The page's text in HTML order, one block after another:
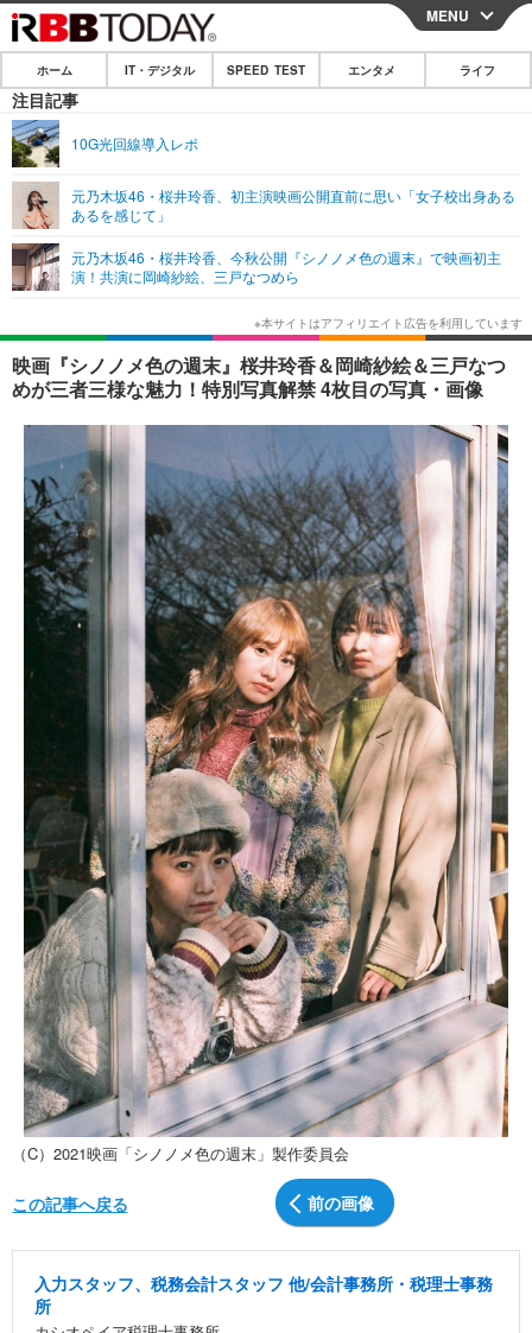
CLOSE
ホーム
IT・デジタル
ネタ
ショッピング その他
SPEED TEST
エンタメ
エンタメTOP
韓国・芸能
音楽 スポーツ
ショッピング その他
ライフ
ライフTOP グルメ
ペット ショッピング
その他
リリース一覧
プッシュ通知の停止方法
MENU
ホーム IT・デジタル SPEED TEST エンタメ ライフ
注目記事
10G光回線導入レポ
元乃木坂46・桜井玲香、初主演映画公開直前に思い「女子校出身ある
あるを感じて」
元乃木坂46・桜井玲香、今秋公開『シノノメ色の週末』で映画初主
演！共演に岡崎紗絵、三戸なつめら
映画『シノノメ色の週末』桜井玲香＆岡崎紗絵＆三戸なつ
めが三者三様な魅力！特別写真解禁 4枚目の写真・画像
（C）2021映画「シノノメ色の週末」製作委員会
前の画像
この記事へ戻る
入力スタッフ、税務会計スタッフ 他/会計事務所・税理士事務
所